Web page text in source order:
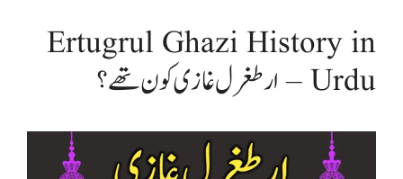
Ertugrul Ghazi History in
Urdu – ارطغرل غازی کون تھے؟